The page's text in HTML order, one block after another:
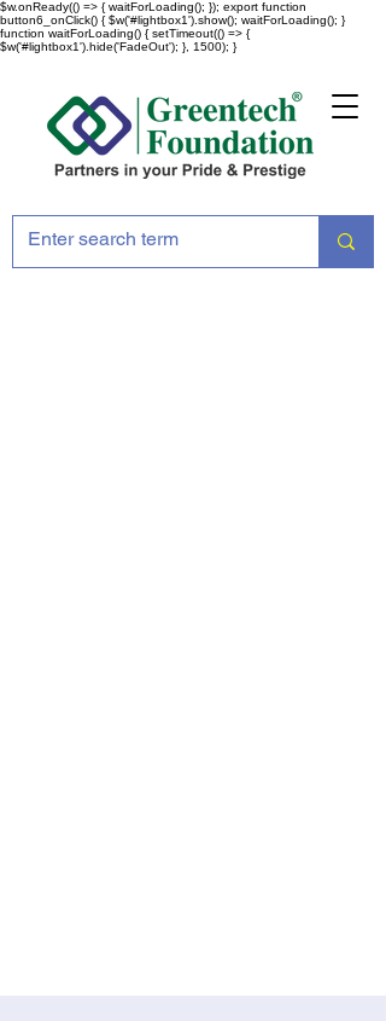
$w.onReady(() => { waitForLoading(); }); export function
button6_onClick() { $w('#lightbox1').show(); waitForLoading(); }
function waitForLoading() { setTimeout(() => {
$w('#lightbox1').hide('FadeOut'); }, 1500); }